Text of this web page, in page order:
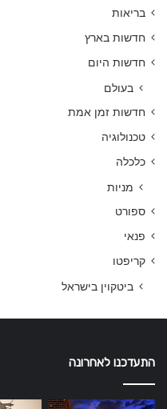
בריאות
חדשות בארץ
חדשות היום
בעולם
חדשות זמן אמת
טכנולוגיה
כלכלה
מניות
ספורט
פנאי
קריפטו
ביטקוין בישראל
התעדכנו לאחרונה